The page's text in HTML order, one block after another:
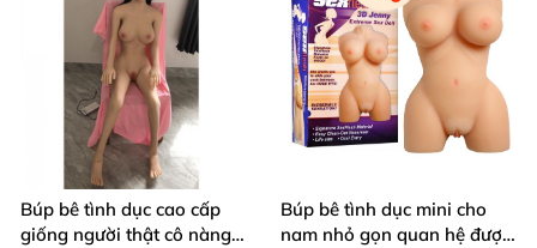
Búp bê tình dục cao cấp
giống người thật cô nàng
Búp bê tình dục mini cho
nam nhỏ gọn quan hệ được